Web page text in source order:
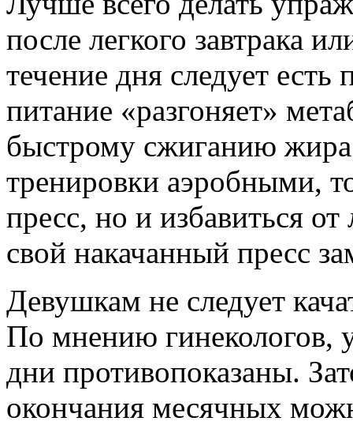
после легкого завтрака
течение дня следует есть
питание «разгоняет»
быстрому сжиганию
тренировки аэробными,
пресс, но и избавиться
свой накачанный пресс
Девушкам не следует
По мнению гинекологов,
дни противопоказаны.
окончания месячных